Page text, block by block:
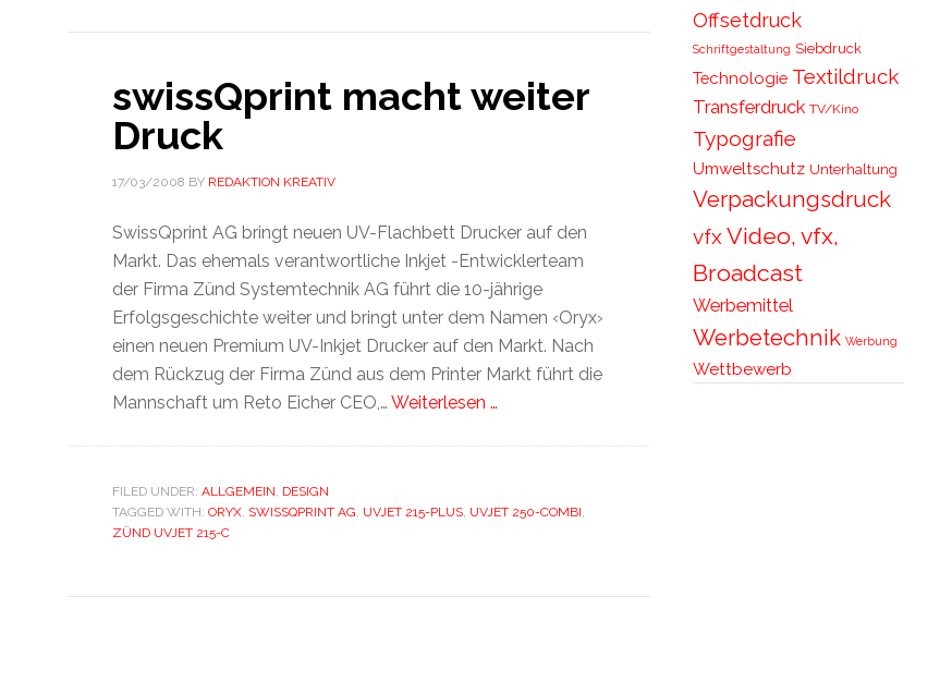
swissQprint macht weiter
Druck
17/03/2008 BY REDAKTION KREATIV
SwissQprint AG bringt neuen UV-Flachbett Drucker auf den
Markt. Das ehemals verantwortliche Inkjet -Entwicklerteam
der Firma Zünd Systemtechnik AG führt die 10-jährige
Erfolgsgeschichte weiter und bringt unter dem Namen ‹Oryx›
einen neuen Premium UV-Inkjet Drucker auf den Markt. Nach
dem Rückzug der Firma Zünd aus dem Printer Markt führt die
Mannschaft um Reto Eicher CEO,… Weiterlesen …
FILED UNDER: ALLGEMEIN, DESIGN
TAGGED WITH: ORYX, SWISSQPRINT AG, UVJET 215-PLUS, UVJET 250-COMBI,
ZÜND UVJET 215-C
Offsetdruck
Schriftgestaltung Siebdruck
Technologie Textildruck
Transferdruck TV/Kino
Typografie
Umweltschutz Unterhaltung
Verpackungsdruck
vfxVideo, vfx,
Broadcast
Werbemittel
Werbetechnik Werbung
Wettbewerb